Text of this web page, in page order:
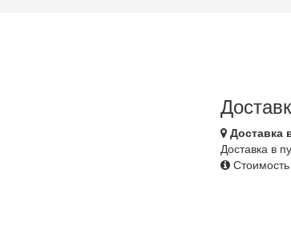
Доставка
Доставка в